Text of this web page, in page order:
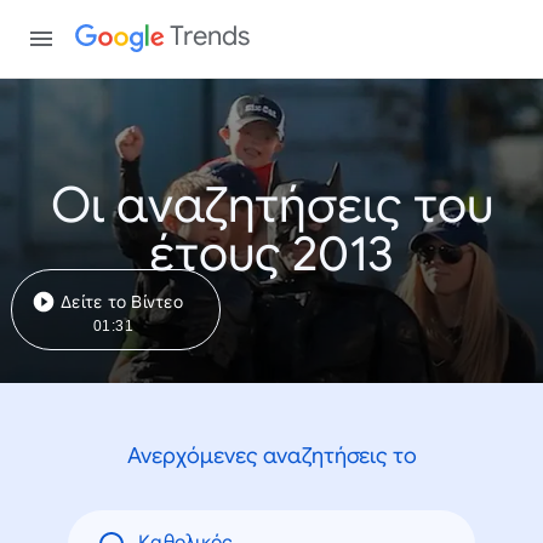
Trends
Οι αναζητήσεις του
έτους 2013
Δείτε το Βίντεο
01:31
Ανερχόμενες αναζητήσεις το